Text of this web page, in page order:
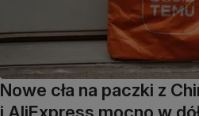
Nowe cła na paczki z